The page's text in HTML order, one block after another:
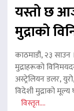
यस्तो छ
मुद्राको
काठमाडौं, २३ साउन
मुद्राहरूको
अस्ट्रेलियन डलर,
विदेशी मुद्राको
विस्तृत....